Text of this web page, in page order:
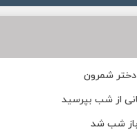
دختر شمرون
از شب بپرسید
باز شب شد